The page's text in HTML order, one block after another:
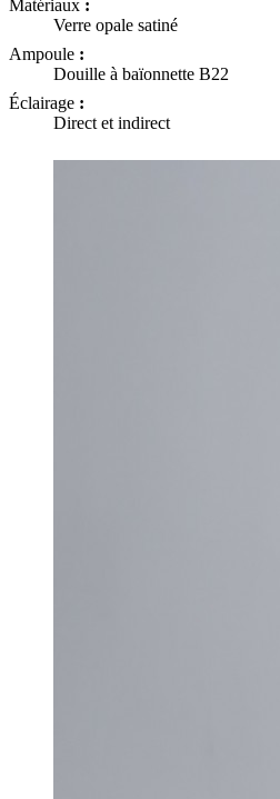
Matériaux :
Verre opale satiné
Ampoule :
Douille à baïonnette B22
Éclairage :
Direct et indirect